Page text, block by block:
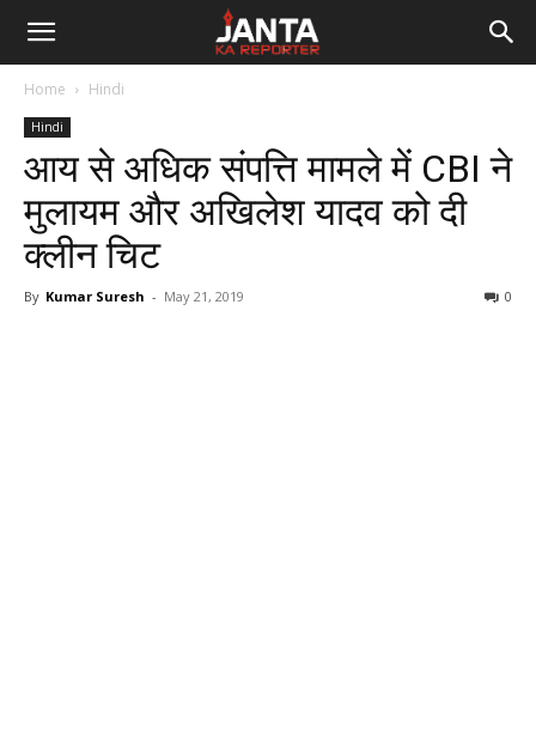
Janta
Reporter
Home Hindi
Hindi
आय से अधिक संपत्ति मामले में CBI ने
मुलायम और अखिलेश यादव को दी
क्लीन चिट
By Kumar Suresh - May 21, 2019 0